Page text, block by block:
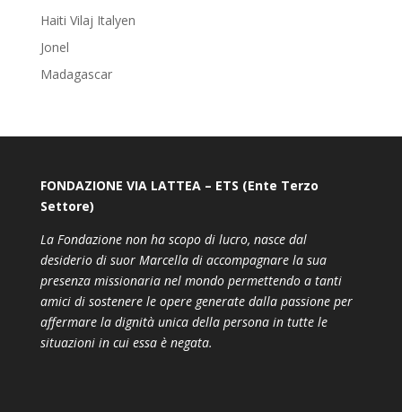
Haiti Vilaj Italyen
Jonel
Madagascar
FONDAZIONE VIA LATTEA – ETS (Ente Terzo
Settore)
La Fondazione non ha scopo di lucro, nasce dal
desiderio di suor Marcella di accompagnare la sua
presenza missionaria nel mondo permettendo a tanti
amici di sostenere le opere generate dalla passione per
affermare la dignità unica della persona in tutte le
situazioni in cui essa è negata.